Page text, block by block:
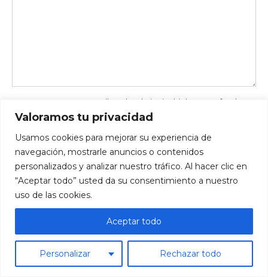
Valoramos tu privacidad
Usamos cookies para mejorar su experiencia de
navegación, mostrarle anuncios o contenidos
personalizados y analizar nuestro tráfico. Al hacer clic en
“Aceptar todo” usted da su consentimiento a nuestro
uso de las cookies.
Personalizar Rechazar todo
Aceptar todo
Save my name, email, and website in this browser for the
next time I comment.
You may also like
Esquema caja de fusibles